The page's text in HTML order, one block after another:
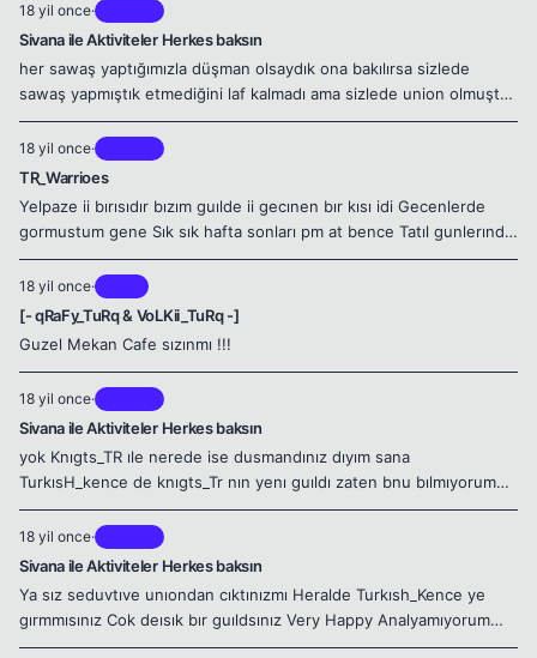
18 yil once·
Sivana ile Aktiviteler Herkes baksın
her sawaş yaptığımızla düşman olsaydık ona bakılırsa sizlede
sawaş yapmıştık etmediğini laf kalmadı ama sizlede union olmuştuk
headbang2ft9 Bak 1 . ben sızın guılde kufur etmedım eger
etseydım sızın ...
18 yil once·
TR_Warrioes
Yelpaze ii bırısıdır bızım guılde ii gecınen bır kısı idi Gecenlerde
gormustum gene Sık sık hafta sonları pm at bence Tatıl gunlerınde
veya aksamları bır işle mesgul olabılır Tweaked [ __PuNisHeRR_ ] ...
18 yil once·
[- qRaFy_TuRq & VoLKii_TuRq -]
Guzel Mekan Cafe sızınmı !!!
18 yil once·
Sivana ile Aktiviteler Herkes baksın
yok Knıgts_TR ıle nerede ise dusmandınız dıyım sana
TurkısH_kence de knıgts_Tr nın yenı guıldı zaten bnu bılmıyorum
deme Very Happy Nese Sıze basarılar !!!!
18 yil once·
Sivana ile Aktiviteler Herkes baksın
Ya sız seduvtıve unıondan cıktınızmı Heralde Turkısh_Kence ye
gırmmısınız Cok deısık bır guıldsınız Very Happy Analyamıyorum
sızı Very Happy ıns burda bı yer tutturursunuz Very Happy Daha